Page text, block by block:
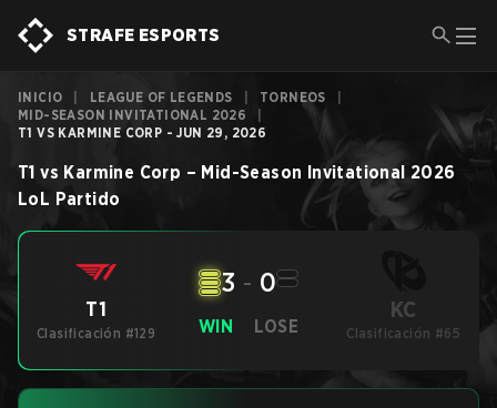
STRAFE ESPORTS
INICIO LEAGUE OF LEGENDS TORNEOS
MID-SEASON INVITATIONAL 2026
T1 VS KARMINE CORP - JUN 29, 2026
T1 vs Karmine Corp – Mid-Season Invitational 2026
LoL Partido
T1
Clasificación #129 WIN
3 - 0
LOSE
KC
Clasificación #65